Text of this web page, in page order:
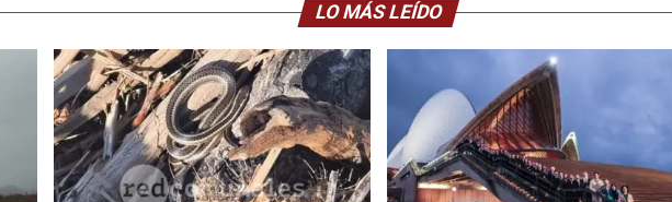
LO MÁS LEÍDO